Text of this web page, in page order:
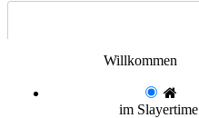
Willkommen
im Slayertime